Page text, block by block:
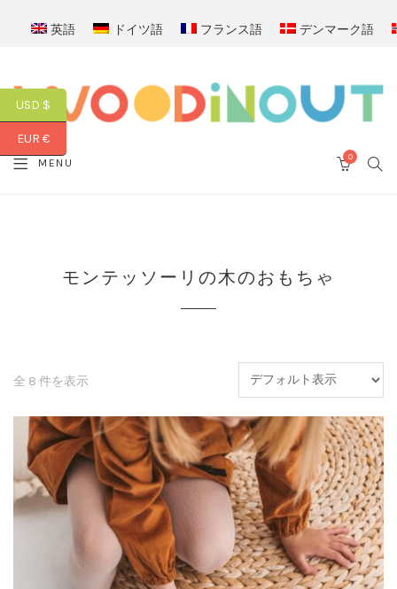
英語 ドイツ語 フランス語 デンマーク語
MENU 0
モンテッソーリの木のおもちゃ
全 8 件を表示
USD $
EUR €